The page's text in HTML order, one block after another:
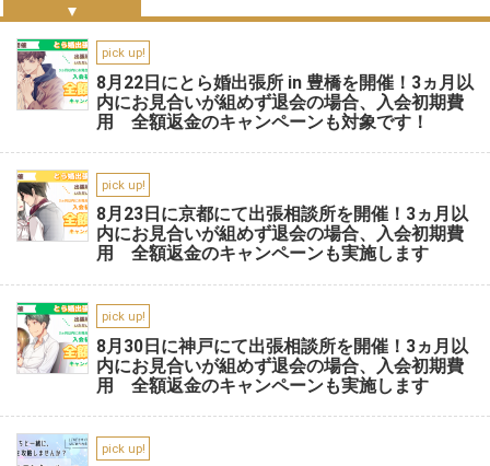
pick up!
8月22日にとら婚出張所 in 豊橋を開催！3ヵ月以
内にお見合いが組めず退会の場合、入会初期費
用 全額返金のキャンペーンも対象です！
pick up!
8月23日に京都にて出張相談所を開催！3ヵ月以
内にお見合いが組めず退会の場合、入会初期費
用 全額返金のキャンペーンも実施します
pick up!
8月30日に神戸にて出張相談所を開催！3ヵ月以
内にお見合いが組めず退会の場合、入会初期費
用 全額返金のキャンペーンも実施します
pick up!